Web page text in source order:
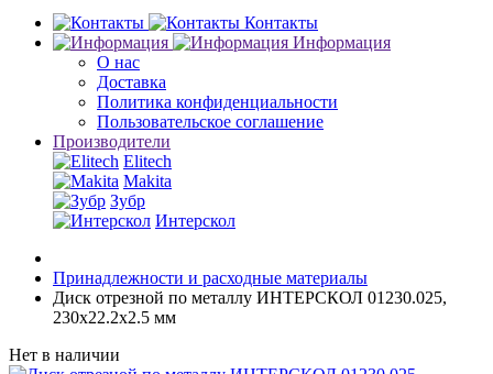
Контакты
Информация
О нас
Доставка
Политика конфиденциальности
Пользовательское соглашение
Производители
Elitech
Makita
Зубр
Интерскол
Принадлежности и расходные материалы
Диск отрезной по металлу ИНТЕРСКОЛ 01230.025,
230x22.2x2.5 мм
Нет в наличии